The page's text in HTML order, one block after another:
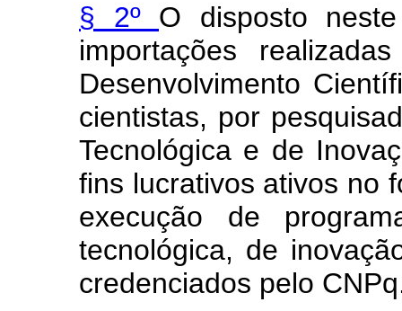
§ 2º O disposto
importações
Desenvolvimento
cientistas, por
Tecnológica e de
fins lucrativos ativos no
execução de
tecnológica, de
credenciados pelo